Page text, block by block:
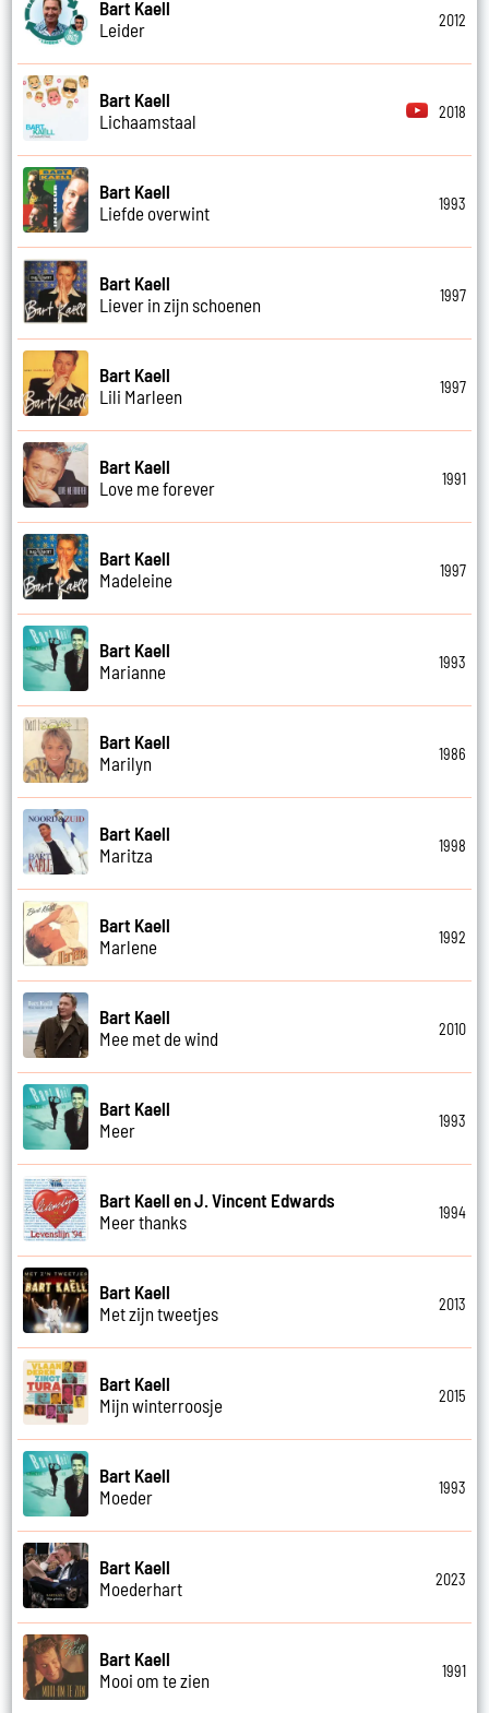
Bart Kaell
Leider
2012
Bart Kaell
Lichaamstaal
2018
Bart Kaell
Liefde overwint
1993
Bart Kaell
Liever in zijn schoenen
1997
Bart Kaell
Lili Marleen
1997
Bart Kaell
Love me forever
1991
Bart Kaell
Madeleine
1997
Bart Kaell
Marianne
1993
Bart Kaell
Marilyn
1986
Bart Kaell
Maritza
1998
Bart Kaell
Marlene
1992
Bart Kaell
Mee met de wind
2010
Bart Kaell
Meer
1993
Bart Kaell en J. Vincent Edwards
Meer thanks
1994
Bart Kaell
Met zijn tweetjes
2013
Bart Kaell
Mijn winterroosje
2015
Bart Kaell
Moeder
1993
Bart Kaell
Moederhart
2023
Bart Kaell
Mooi om te zien
1991